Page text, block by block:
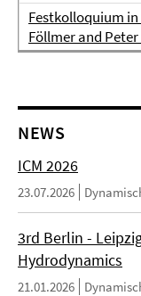
Festkolloquium
Föllmer and
NEWS
ICM 2026
23.07.2026
3rd Berlin -
Hydrodynamics
21.01.2026